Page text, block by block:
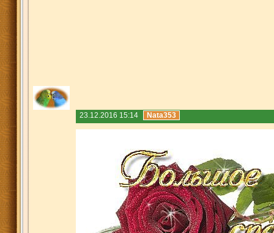
23.12.2016 15:14 Nata353